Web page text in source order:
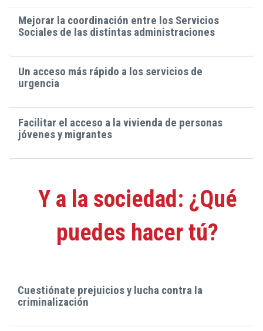
Mejorar la coordinación entre los Servicios
Sociales de las distintas administraciones
Un acceso más rápido a los servicios de
urgencia
Facilitar el acceso a la vivienda de personas
jóvenes y migrantes
Y a la sociedad: ¿Qué
puedes hacer tú?
Cuestiónate prejuicios y lucha contra la
criminalización